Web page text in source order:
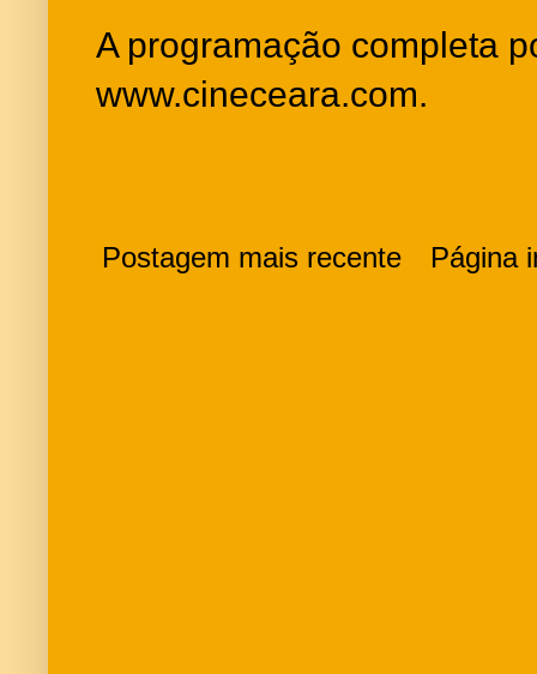
A programação completa
www.cineceara.com.
Postagem mais recente Página